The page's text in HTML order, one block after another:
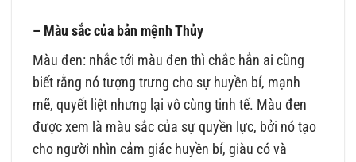
– Màu sắc của bản mệnh Thủy
Màu đen: nhắc tới màu đen thì chắc hẳn ai cũng
biết rằng nó tượng trưng cho sự huyền bí, mạnh
mẽ, quyết liệt nhưng lại vô cùng tinh tế. Màu đen
được xem là màu sắc của sự quyền lực, bởi nó tạo
cho người nhìn cảm giác huyền bí, giàu có và